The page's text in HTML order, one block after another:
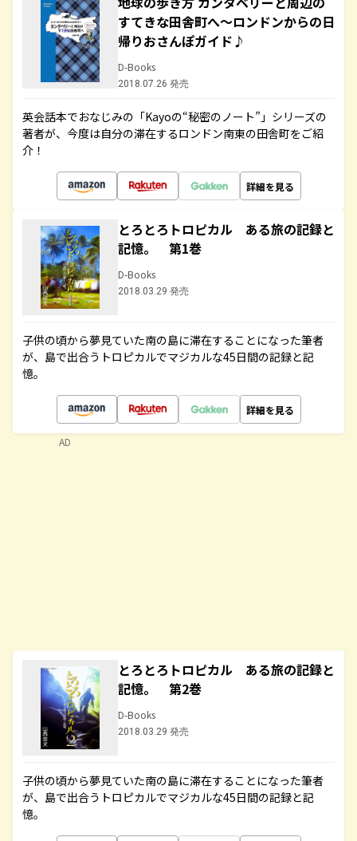
すてきな田舎町へ～ロンドンからの日
帰りおさんぽガイド♪
D-Books
2018.07.26 発売
英会話本でおなじみの「Kayoの“秘密のノート”」シリーズの
著者が、今度は自分の滞在するロンドン南東の田舎町をご紹
介！
詳細を見る
とろとろトロピカル ある旅の記録と
記憶。 第1巻
D-Books
2018.03.29 発売
子供の頃から夢見ていた南の島に滞在することになった筆者
が、島で出合うトロピカルでマジカルな45日間の記録と記
憶。
詳細を見る
とろとろトロピカル ある旅の記録と
記憶。 第2巻
D-Books
2018.03.29 発売
子供の頃から夢見ていた南の島に滞在することになった筆者
が、島で出合うトロピカルでマジカルな45日間の記録と記
憶。
AD